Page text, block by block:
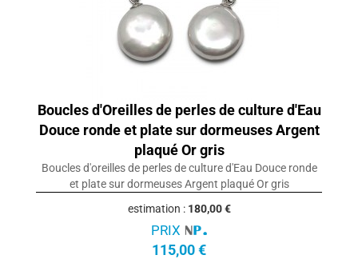
Boucles d'Oreilles de perles de culture d'Eau
Douce ronde et plate sur dormeuses Argent
plaqué Or gris
Boucles d'oreilles de perles de culture d'Eau Douce ronde
et plate sur dormeuses Argent plaqué Or gris
estimation : 180,00 €
PRIX
115,00 €